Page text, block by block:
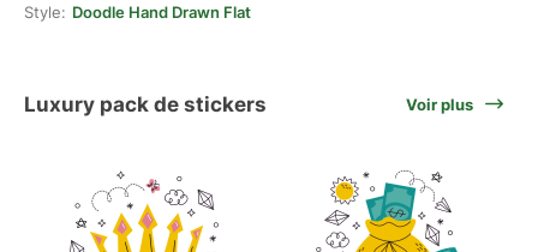
Style: Doodle Hand Drawn Flat
Luxury pack de stickers Voir plus